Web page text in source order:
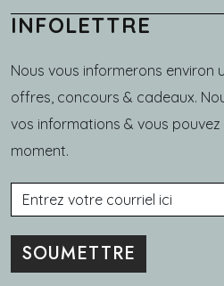
INFOLETTRE
Nous vous informerons environ
offres, concours & cadeaux.
vos informations & vous
moment.
Courriel